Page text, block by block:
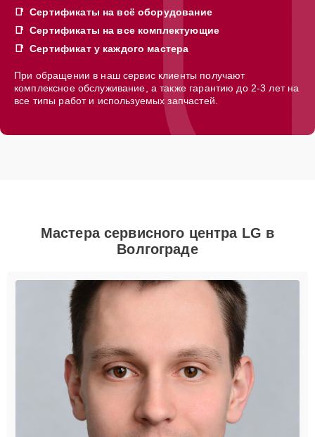
Сертификаты на всё оборудование
Сертификаты на все комплектующие
Сертификат у каждого мастера
При обращении в наш сервис клиенты получают
комплексное обслуживание, а также гарантию до 2-3 лет на
все типы работ и используемых запчастей.
Мастера сервисного центра LG в
Волгограде